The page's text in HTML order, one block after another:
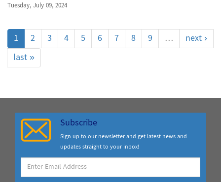
Tuesday, July 09, 2024
1 2 3 4 5 6 7 8 9 …
next ›
last »
Subscribe
Sign up to our newsletter and get latest news and
updates straight to your inbox!